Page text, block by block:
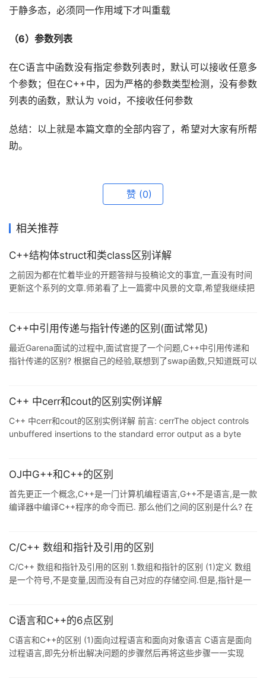
于静多态，必须同一作用域下才叫重载
（6）参数列表
在C语言中函数没有指定参数列表时，默认可以接收任意多
个参数；但在C++中，因为严格的参数类型检测，没有参数
列表的函数，默认为 void，不接收任何参数
总结：以上就是本篇文章的全部内容了，希望对大家有所帮
助。
赞 (0)
相关推荐
C++结构体struct和类class区别详解
之前因为都在忙着毕业的开题答辩与投稿论文的事宜,一直没有时间
更新这个系列的文章.师弟看了上一篇雾中风景的文章,希望我继续把
聊一聊,来抛砖引玉.好的,今天先放点开胃菜,和大家聊聊struct与
兼容C语言的所有语法规则的.C语言是我学习的第一门编程语言,我
自然对于其中的语法规则十分熟悉,C语言
C++中引用传递与指针传递的区别(面试常见)
最近Garena面试的过程中,面试官提了一个问题,C++中引用传递和
指针传递的区别? 根据自己的经验,联想到了swap函数,只知道既可以
上搜集资料,自己也整理了一下. 精简版: 指针:变量,独立,可变,可空,替
1. 概念 指针从本质上讲是一个变量,变量的值是另一个变量的地址,指
针在逻辑上是
C++ 中cerr和cout的区别实例详解
C++ 中cerr和cout的区别实例详解 前言: cerrThe object controls
unbuffered insertions to the standard error output as a byte
with: /EHsc /
OJ中G++和C++的区别
首先更正一个概念,C++是一门计算机编程语言,G++不是语言,是一款
编译器中编译C++程序的命令而已. 那么他们之间的区别是什么? 在
C++编译.如果你使用的是G++的话,意味着你将使用GNU项目中最平
带的编译器,Windows环境里一般是MinGW下的gcc,Linux中的gcc
和前者基本是
C/C++ 数组和指针及引用的区别
C/C++ 数组和指针及引用的区别 1.数组和指针的区别 (1)定义 数组
是一个符号,不是变量,因而没有自己对应的存储空间.但是,指针是一
声明和定义,指针和数组是不相同的,定义为数组,则声明也应该是数
器翻译成*(a+i). c.当数组声明被用作函数形参的时候,数组实际会被
当作指针来使用. (3)
C语言和C++的6点区别
C语言和C++的区别 (1)面向过程语言和面向对象语言 C语言是面向
过程语言,即先分析出解决问题的步骤然后再将这些步骤一一实现